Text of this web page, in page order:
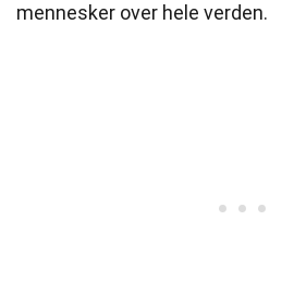
mennesker over hele verden.